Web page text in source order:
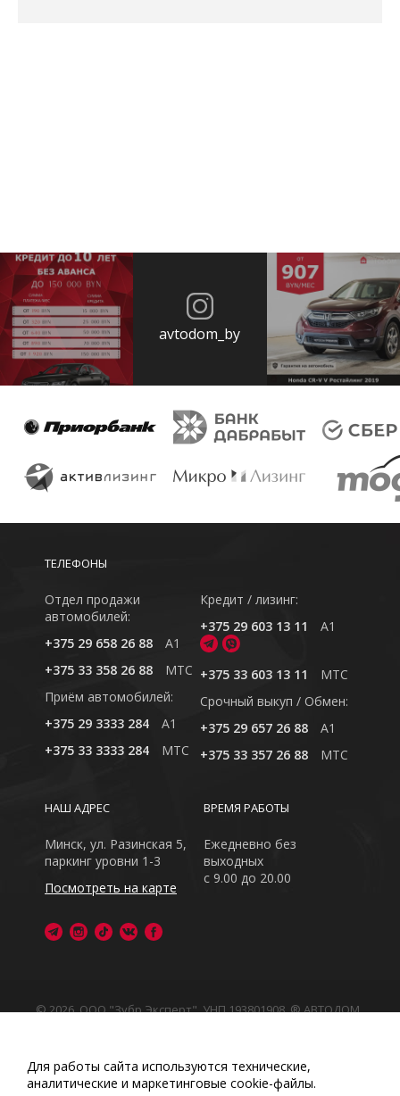
avtodom_by
ТЕЛЕФОНЫ
Отдел продажи
автомобилей:
+375 29 658 26 88
A1
+375 33 358 26 88
MTC
Приём автомобилей:
+375 29 3333 284
A1
+375 33 3333 284
MTC
Кредит / лизинг:
+375 29 603 13 11
A1
+375 33 603 13 11
MTC
Cрочный выкуп / Обмен:
+375 29 657 26 88
A1
+375 33 357 26 88
MTC
ВРЕМЯ РАБОТЫ
Ежедневно без
выходных
с 9.00 до 20.00
НАШ АДРЕС
Минск, ул. Разинская 5,
паркинг уровни 1-3
Посмотреть на карте
© 2026, ООО "Зубр Эксперт", УНП 193801908. ® АВТОДОМ
Обращаем Ваше внимание на то, что данный интернет-
сайт носит исключительно информационный характер
Любое использование либо копирование материалов
Для работы сайта используются технические,
аналитические и маркетинговые сооkіе-файлы.